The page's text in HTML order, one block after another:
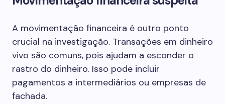
A movimentação financeira é outro ponto
crucial na investigação. Transações em dinheiro
vivo são comuns, pois ajudam a esconder o
rastro do dinheiro. Isso pode incluir
pagamentos a intermediários ou empresas de
fachada.